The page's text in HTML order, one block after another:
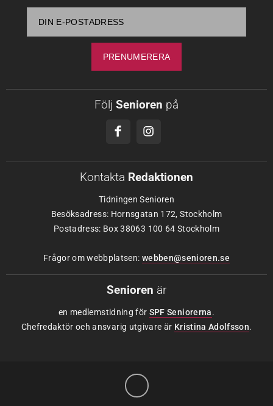
Följ Senioren på
Kontakta Redaktionen
Tidningen Senioren
Besöksadress: Hornsgatan 172, Stockholm
Postadress: Box 38063 100 64 Stockholm
Frågor om webbplatsen: webben@senioren.se
Senioren är
en medlemstidning för SPF Seniorerna.
Chefredaktör och ansvarig utgivare är Kristina Adolfsson.